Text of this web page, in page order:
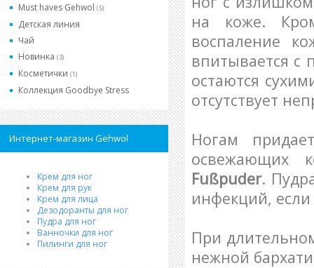
Must haves Gehwol (5)
Детская линия
Чай
Новинка (3)
Косметички (1)
Коллекция Goodbye Stress
Интернет-магазин Gehwol
Крем для ног
Крем для рук
Крем для лица
Дезодоранты для ног
Пудра для ног
Ванночки для ног
Пилинги для ног
на коже.
воспаление
впитывается с
остаются
отсутствует
Ногам
освежающих
Fußpuder.
инфекций,
При
нежной